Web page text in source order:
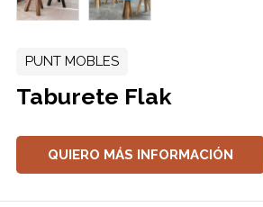
PUNT MOBLES
Taburete Flak
QUIERO MÁS INFORMACIÓN